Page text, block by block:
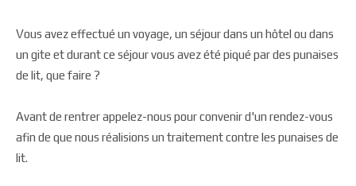
Vous avez effectué un voyage, un séjour dans un hôtel ou dans
un gite et durant ce séjour vous avez été piqué par des punaises
de lit, que faire ?
Avant de rentrer appelez-nous pour convenir d'un rendez-vous
afin de que nous réalisions un traitement contre les punaises de
lit.